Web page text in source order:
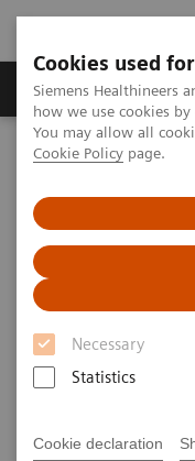
Cookies used
Siemens Healthineers
how we use cookies
You may allow all
Cookie Policy page.
Necessary
Statistics
Cookie declaration
Productos y servicios
Home Servicios
IHE - Digital and
IHE -